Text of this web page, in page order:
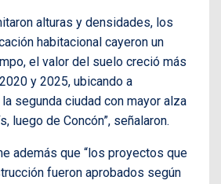
alturas y densidades, los
habitacional cayeron un
el valor del suelo creció más
y 2025, ubicando a
segunda ciudad con mayor alza
luego de Concón”, señalaron.
además que “los proyectos que
fueron aprobados según